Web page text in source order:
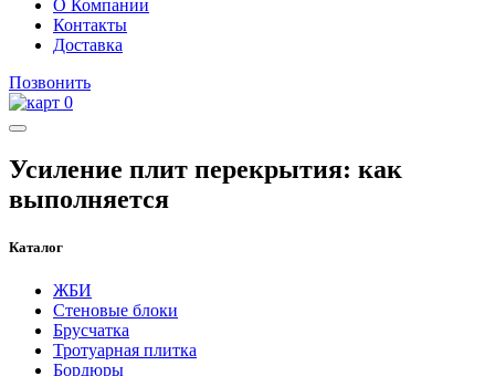
О Компании
Контакты
Доставка
Позвонить
0
Усиление плит перекрытия: как
выполняется
Каталог
ЖБИ
Стеновые блоки
Брусчатка
Тротуарная плитка
Бордюры